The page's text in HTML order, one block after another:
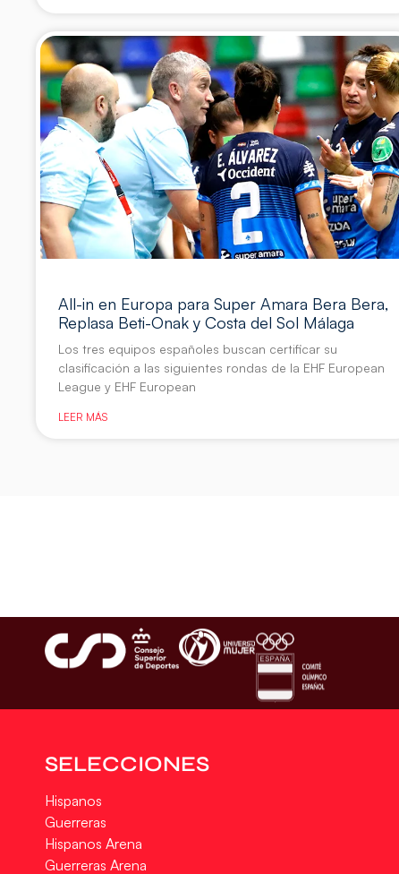
All-in en Europa para Super Amara Bera Bera,
Replasa Beti-Onak y Costa del Sol Málaga
Los tres equipos españoles buscan certificar su
clasificación a las siguientes rondas de la EHF European
League y EHF European
LEER MÁS
SELECCIONES
Hispanos
Guerreras
Hispanos Arena
Guerreras Arena